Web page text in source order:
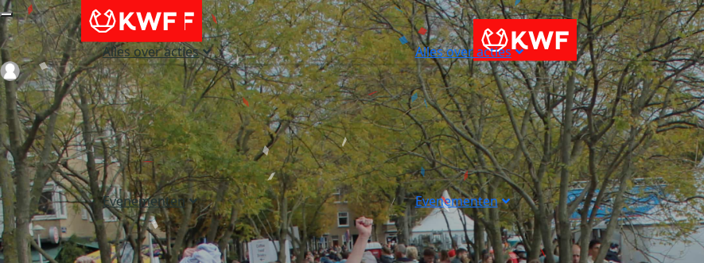
Alles over acties
Evenementen
Alles over acties
Evenementen
Login